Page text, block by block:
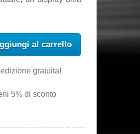
al carrello
gratuita!
5% di sconto